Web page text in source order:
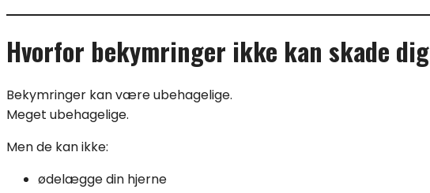
Hvorfor bekymringer ikke kan skade dig
Bekymringer kan være ubehagelige.
Meget ubehagelige.
Men de kan ikke:
ødelægge din hjerne